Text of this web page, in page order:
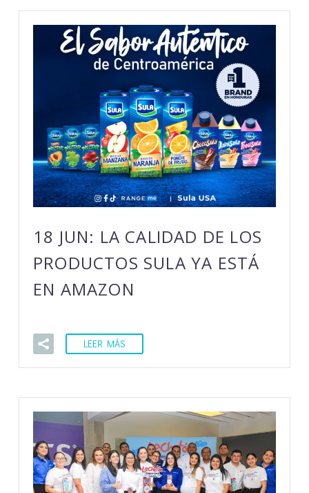
18 JUN: LA CALIDAD DE LOS
PRODUCTOS SULA YA ESTÁ
EN AMAZON
LEER MÁS